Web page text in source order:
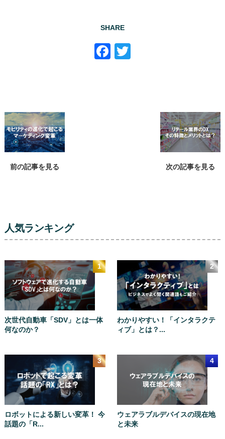
SHARE
Facebook
前の記事を見る 次の記事を見る
人気ランキング
次世代自動車「SDV」とは一体
何なのか？
わかりやすい！「インタラクテ
ィブ」とは？...
ロボットによる新しい変革！ 今
話題の「R...
ウェアラブルデバイスの現在地
と未来